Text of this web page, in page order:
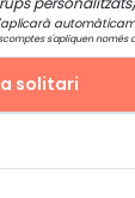
s'apliquen només
solitari